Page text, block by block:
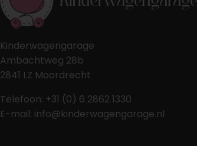
Kinderwagengarage
Ambachtweg 28b
2841 LZ Moordrecht
Telefoon: +31 (0) 6 2862 1330
E-mail: info@kinderwagengarage.nl